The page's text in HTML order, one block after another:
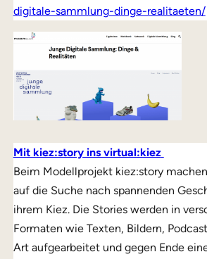
digitale-sammlung-dinge-realitaeten/
Mit kiez:story ins virtual:kiez
Beim Modellprojekt kiez:story
auf die Suche nach spannenden
ihrem Kiez. Die Stories werden in
Formaten wie Texten, Bildern,
Art aufgearbeitet und gegen Ende